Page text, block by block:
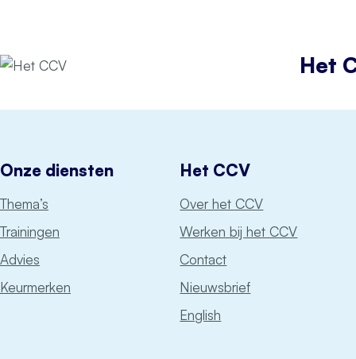
Het
Onze diensten
Thema’s
Trainingen
Advies
Keurmerken
Het CCV
Over het CCV
Werken bij het CCV
Contact
Nieuwsbrief
English